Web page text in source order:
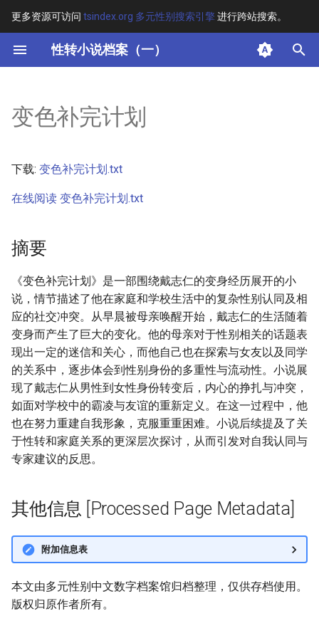
更多资源可访问 tsindex.org 多元性别搜索引擎进行跨站搜索。
性转小说档案（一）
键
开
搜
索
其他信息 [Processed Page
变色补完计划
下载: 变色补完计划.txt
在线阅读 变色补完计划.txt
摘要
《变色补完计划》是一部围绕戴志仁的变身经历展开的小
说，情节描述了他在家庭和学校生活中的复杂性别认同及相
应的社交冲突。从早晨被母亲唤醒开始，戴志仁的生活随着
变身而产生了巨大的变化。他的母亲对于性别相关的话题表
现出一定的迷信和关心，而他自己也在探索与女友以及同学
的关系中，逐步体会到性别身份的多重性与流动性。小说展
现了戴志仁从男性到女性身份转变后，内心的挣扎与冲突，
如面对学校中的霸凌与友谊的重新定义。在这一过程中，他
也在努力重建自我形象，克服重重困难。小说后续提及了关
于性转和家庭关系的更深层次探讨，从而引发对自我认同与
专家建议的反思。
其他信息 [Processed Page Metadata]
附加信息表
本文由多元性别中文数字档案馆归档整理，仅供存档使用。
版权归原作者所有。